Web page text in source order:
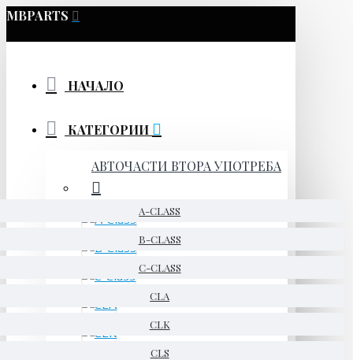
MBPARTS
НАЧАЛО
КАТЕГОРИИ
АВТОЧАСТИ ВТОРА УПОТРЕБА
A-CLASS
B-CLASS
C-CLASS
CLA
CLK
CLS